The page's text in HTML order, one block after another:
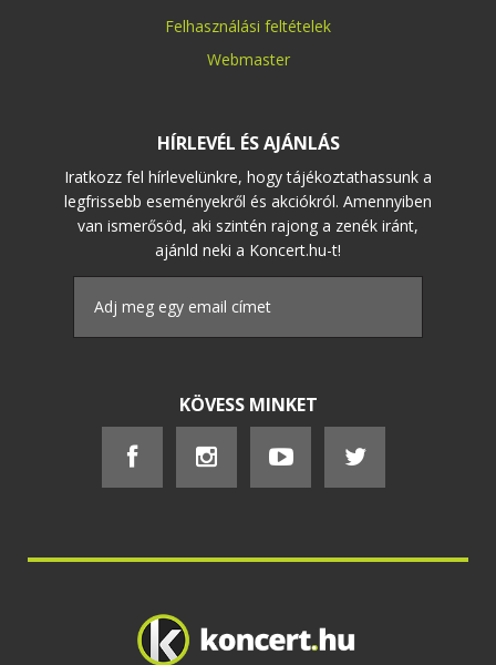
Felhasználási feltételek
Webmaster
HÍRLEVÉL ÉS AJÁNLÁS
Iratkozz fel hírlevelünkre, hogy tájékoztathassunk a
legfrissebb eseményekről és akciókról. Amennyiben
van ismerősöd, aki szintén rajong a zenék iránt,
ajánld neki a Koncert.hu-t!
KÖVESS MINKET